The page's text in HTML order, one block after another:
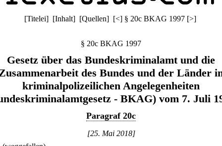
[Titelei] [Inhalt] [Quellen] [<] § 20c BKAG 1997 [>]
§ 20c BKAG 1997
Gesetz über das Bundeskriminalamt und die
des Bundes und der Länder
kriminalpolizeilichen Angelegenheiten
- BKAG) vom 7. Juli
Paragraf 20c
[25. Mai 2018]